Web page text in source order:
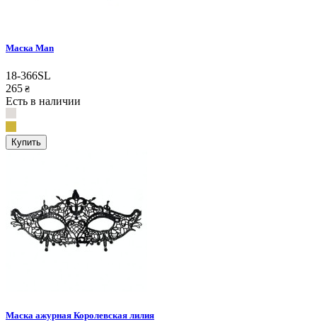
Маска Man
18-366SL
265 ₴
Есть в наличии
Купить
Маска ажурная Королевская лилия